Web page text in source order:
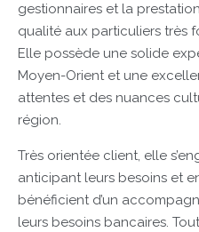
gestionnaires et la
qualité aux particuliers très
Elle possède une solide
Moyen-Orient et une
attentes et des nuances
région.
Très orientée client, elle
anticipant leurs besoins et
bénéficient d’un
leurs besoins bancaires.